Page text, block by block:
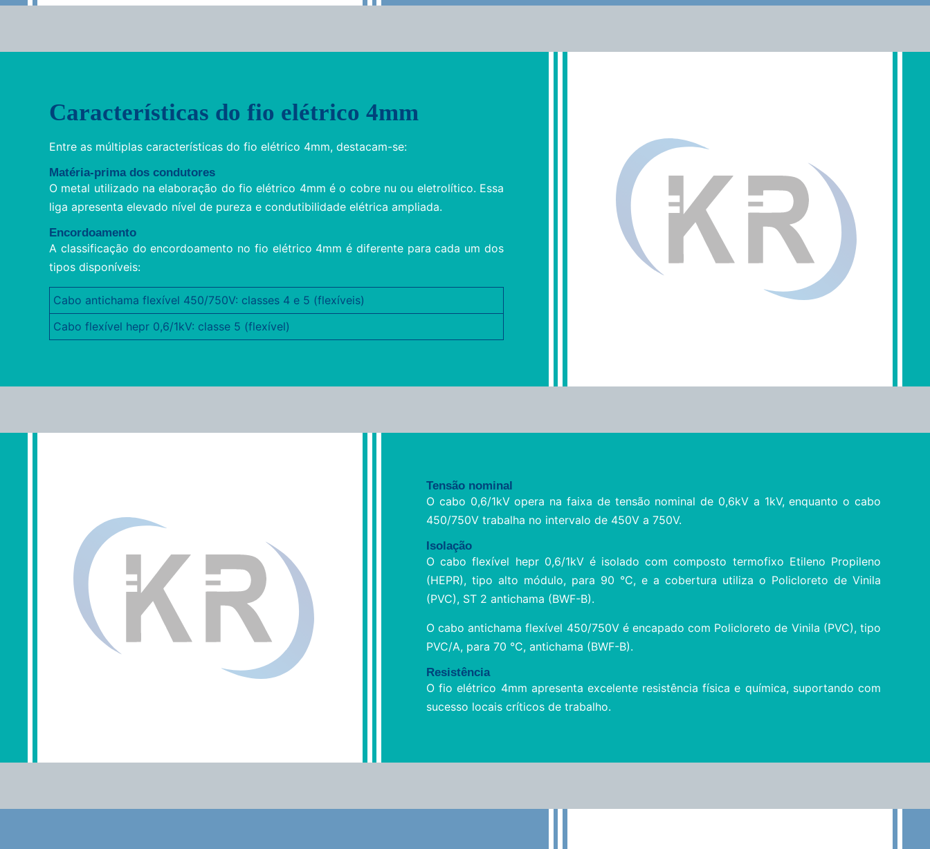
Características do fio elétrico 4mm
Entre as múltiplas características do fio elétrico 4mm, destacam-se:
Matéria-prima dos condutores
O metal utilizado na elaboração do fio elétrico 4mm é o cobre nu ou eletrolítico. Essa
liga apresenta elevado nível de pureza e condutibilidade elétrica ampliada.
Encordoamento
A classificação do encordoamento no fio elétrico 4mm é diferente para cada um dos
tipos disponíveis:
Cabo antichama flexível 450/750V: classes 4 e 5 (flexíveis)
Cabo flexível hepr 0,6/1kV: classe 5 (flexível)
Tensão nominal
O cabo 0,6/1kV opera na faixa de tensão nominal de 0,6kV a 1kV, enquanto o cabo
450/750V trabalha no intervalo de 450V a 750V.
Isolação
O cabo flexível hepr 0,6/1kV é isolado com composto termofixo Etileno Propileno
(HEPR), tipo alto módulo, para 90 °C, e a cobertura utiliza o Policloreto de Vinila
(PVC), ST 2 antichama (BWF-B).
O cabo antichama flexível 450/750V é encapado com Policloreto de Vinila (PVC), tipo
PVC/A, para 70 °C, antichama (BWF-B).
Resistência
O fio elétrico 4mm apresenta excelente resistência física e química, suportando com
sucesso locais críticos de trabalho.